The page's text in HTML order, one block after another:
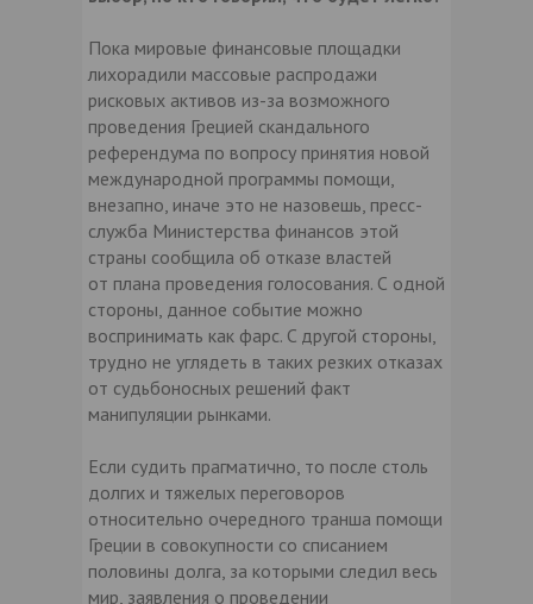
Пока мировые финансовые площадки
лихорадили массовые распродажи
рисковых активов из-за возможного
проведения Грецией скандального
референдума по вопросу принятия новой
международной программы помощи,
внезапно, иначе это не назовешь, пресс-
служба Министерства финансов этой
страны сообщила об отказе властей
от плана проведения голосования. С одной
стороны, данное событие можно
воспринимать как фарс. C другой стороны,
трудно не углядеть в таких резких отказах
от судьбоносных решений факт
манипуляции рынками.
Если судить прагматично, то после столь
долгих и тяжелых переговоров
относительно очередного транша помощи
Греции в совокупности со списанием
половины долга, за которыми следил весь
мир, заявления о проведении